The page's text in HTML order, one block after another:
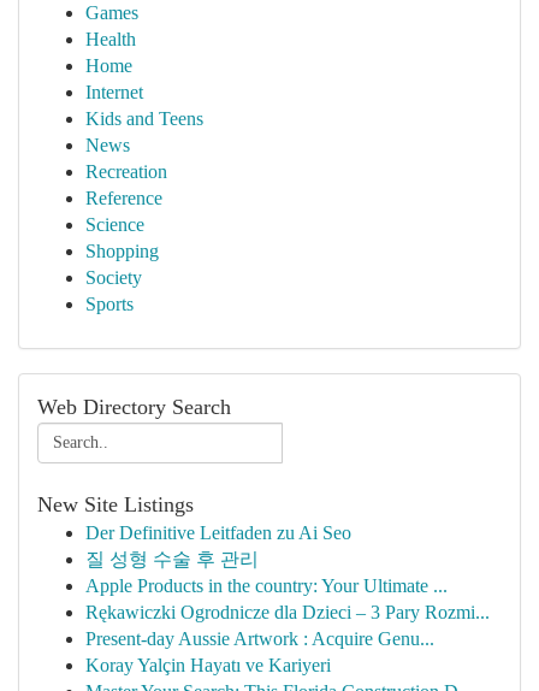
Games
Health
Home
Internet
Kids and Teens
News
Recreation
Reference
Science
Shopping
Society
Sports
Web Directory Search
New Site Listings
Der Definitive Leitfaden zu Ai Seo
질 성형 수술 후 관리
Apple Products in the country: Your Ultimate ...
Rękawiczki Ogrodnicze dla Dzieci – 3 Pary Rozmi...
Present-day Aussie Artwork : Acquire Genu...
Koray Yalçin Hayatı ve Kariyeri